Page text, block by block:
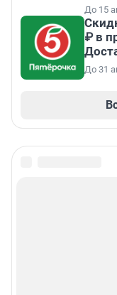
До 15
₽ в
До 31